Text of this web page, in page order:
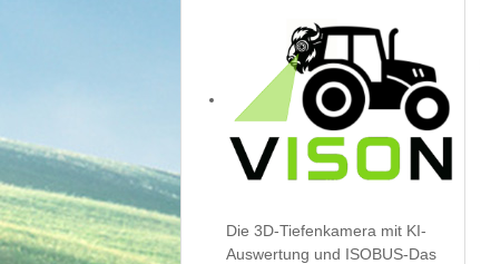
Die 3D-Tiefenkamera mit KI-
Auswertung und ISOBUS-Das